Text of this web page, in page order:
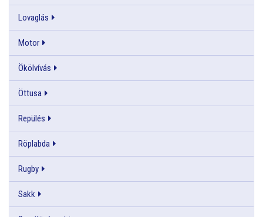
Lovaglás
Motor
Ökölvívás
Öttusa
Repülés
Röplabda
Rugby
Sakk